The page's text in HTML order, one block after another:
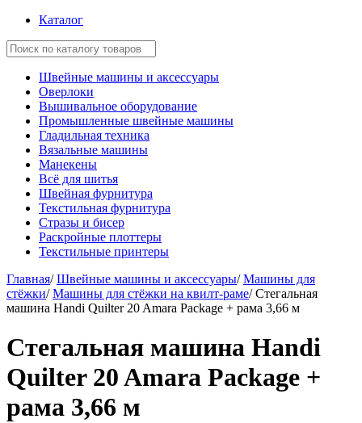
Каталог
Швейные машины и аксессуары
Оверлоки
Вышивальное оборудование
Промышленные швейные машины
Гладильная техника
Вязальные машины
Манекены
Всё для шитья
Швейная фурнитура
Текстильная фурнитура
Стразы и бисер
Раскройные плоттеры
Текстильные принтеры
Главная/ Швейные машины и аксессуары/ Машины для
стёжки/ Машины для стёжки на квилт-раме/ Стегальная
машина Handi Quilter 20 Amara Package + рама 3,66 м
Стегальная машина Handi
Quilter 20 Amara Package +
рама 3,66 м